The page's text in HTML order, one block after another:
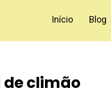
Início Blog
de climão